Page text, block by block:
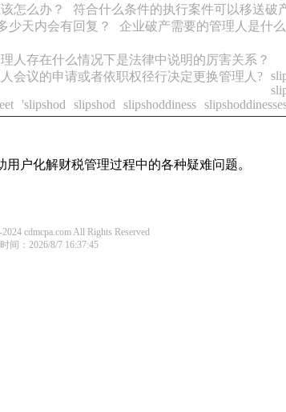
怎么办？
符合什么条件的执行案件可以移送破
少天内会有回复？
企业破产需要的管理人是什
人存在什么情况下是法律中说明的厉害关系？
会议的申请或者依职权径行决定更换管理人?
'slipshod slipshod slipshoddiness
户化解财税管理过程中的各种疑难问题。
cdmcpa.com All Rights Reserved
间：2026/8/7 16:37:45